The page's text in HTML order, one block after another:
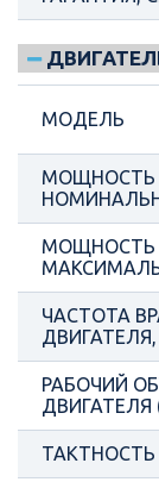
МОДЕЛЬ
МОЩНОСТЬ
МОЩНОСТЬ
ЧАСТОТА
РАБОЧИЙ
ДВИГАТЕЛЯ
ТАКТНОСТЬ